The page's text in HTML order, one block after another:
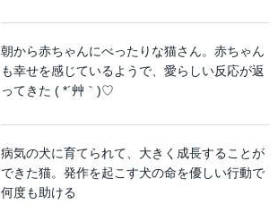
朝から赤ちゃんにべったりな猫さん。赤ちゃん
も幸せを感じているようで、愛らしい反応が返
ってきた ( *´艸｀)♡
病気の犬に育てられて、大きく成長することが
できた猫。発作を起こす犬の命を優しい行動で
何度も助ける